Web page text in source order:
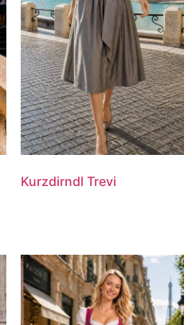
Kurzdirndl Trevi